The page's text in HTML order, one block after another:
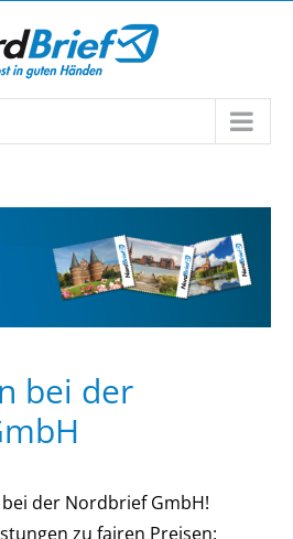
bei der
der Nordbrief GmbH!
zu fairen Preisen: